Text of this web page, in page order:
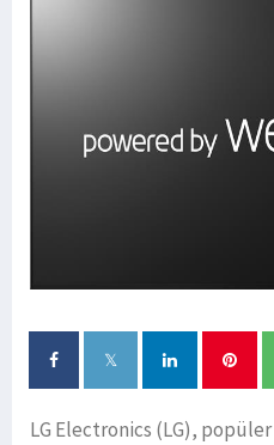
LG Electronics (LG),